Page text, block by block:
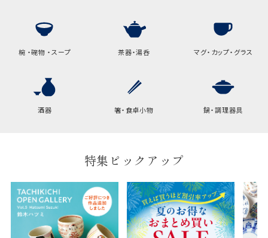
椀 ・碗物 ・スープ 茶器・湯呑 マグ・カップ・グラス
酒器 箸・食卓小物 鍋・調理器具
特集ピックアップ